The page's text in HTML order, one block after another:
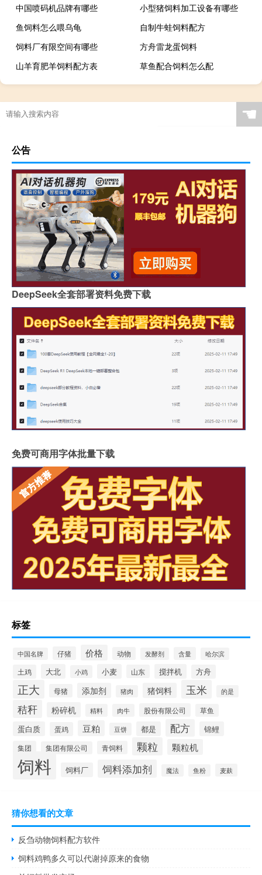
中国喷码机品牌有哪些
小型猪饲料加工设备有哪些
鱼饲料怎么喂乌龟
自制牛蛙饲料配方
饲料厂有限空间有哪些
方舟雷龙蛋饲料
山羊育肥羊饲料配方表
草鱼配合饲料怎么配
☚
公告
DeepSeek全套部署资料免费下载
免费可商用字体批量下载
标签
中国名牌 仔猪 价格 动物 发酵剂 含量 哈尔滨
土鸡 大北 小鸡 小麦 山东 搅拌机 方舟
正大 母猪 添加剂 猪肉 猪饲料 玉米 的是
秸秆 粉碎机 精料 肉牛 股份有限公司 草鱼
蛋白质 蛋鸡 豆粕 豆饼 都是 配方 锦鲤
集团 集团有限公司 青饲料 颗粒 颗粒机
饲料 饲料厂 饲料添加剂 魔法 鱼粉 麦麸
猜你想看的文章
反刍动物饲料配方软件
饲料鸡鸭多久可以代谢掉原来的食物